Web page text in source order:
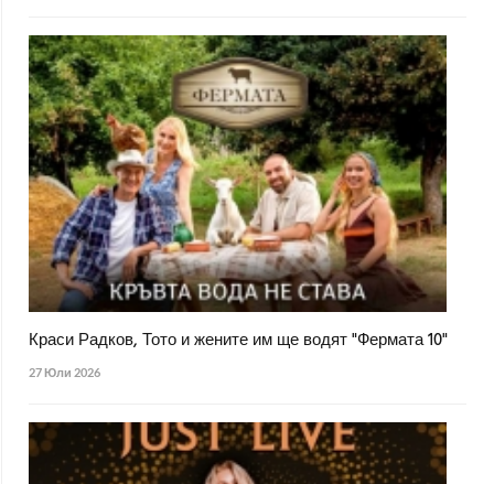
Краси Радков, Тото и жените им ще водят "Фермата 10"
27 Юли 2026